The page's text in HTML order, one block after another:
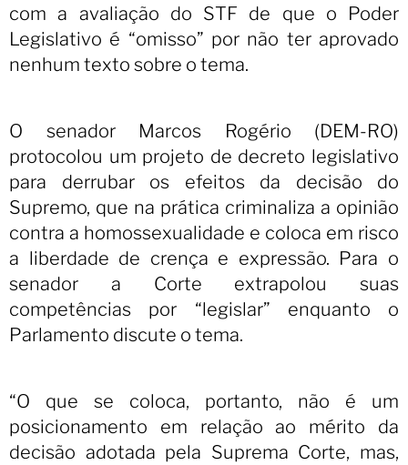
com a avaliação do STF de que o Poder
Legislativo é “omisso” por não ter aprovado
nenhum texto sobre o tema.
O senador Marcos Rogério (DEM-RO)
protocolou um projeto de decreto legislativo
para derrubar os efeitos da decisão do
Supremo, que na prática criminaliza a opinião
contra a homossexualidade e coloca em risco
a liberdade de crença e expressão. Para o
senador a Corte extrapolou suas
competências por “legislar” enquanto o
Parlamento discute o tema.
“O que se coloca, portanto, não é um
posicionamento em relação ao mérito da
decisão adotada pela Suprema Corte, mas,